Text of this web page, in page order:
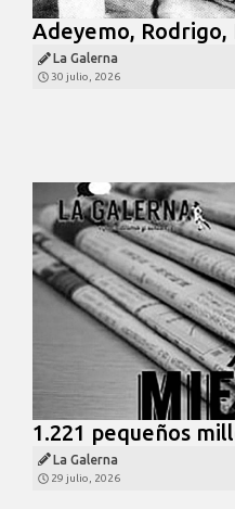
Adeyemo, Rodrigo,
La Galerna
30 julio, 2026
1.221 pequeños
La Galerna
29 julio, 2026